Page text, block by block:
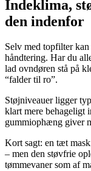
Indeklima,
den indenfor
Selv med topfilter
håndtering. Har du
lad ovndøren stå på
“falder til ro”.
Støjniveauer ligger
klart mere behageligt
gummiophæng giver
Kort sagt: en tæt
– men den støvfrie
tømmevaner som af